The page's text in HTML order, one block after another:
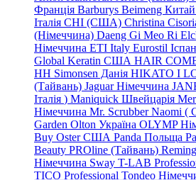
Франція Barburys Beimeng Китай
Італія CHI (США) Christina
(Німеччина) Daeng Gi Meo Ri
Німеччина ETI Italy Eurostil
Global Keratin США HAIR
HH Simonsen Данія HIKATO I
(Тайвань) Jaguar Німеччина
Італія ) Maniquick Швейцарія
Німеччина Mr. Scrubber Naomi (
Garden Olton Україна OLYMP
Buy Oster США Panda Польща
Beauty PROline (Тайвань)
Німеччина Sway T-LAB
TICO Professional Tondeo